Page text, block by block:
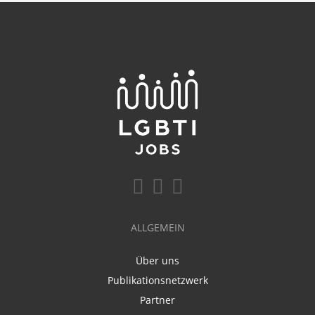
ALLGEMEIN
Über uns
Publikationsnetzwerk
Partner